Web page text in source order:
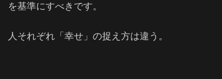
を基準にすべきです。
人それぞれ「幸せ」の捉え方は違う。